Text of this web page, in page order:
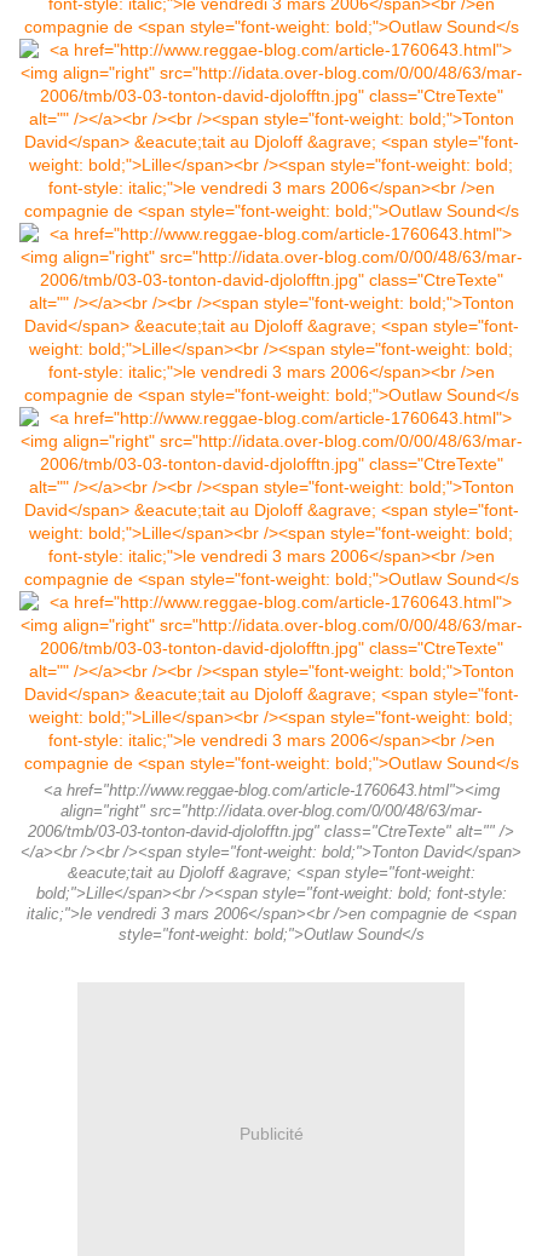
<a href="http://www.reggae-blog.com/article-1760643.html"><img
align="right" src="http://idata.over-blog.com/0/00/48/63/mar-
2006/tmb/03-03-tonton-david-djolofftn.jpg" class="CtreTexte" alt="" />
</a><br /><br /><span style="font-weight: bold;">Tonton David</span>
&eacute;tait au Djoloff &agrave; <span style="font-weight:
bold;">Lille</span><br /><span style="font-weight: bold; font-style:
italic;">le vendredi 3 mars 2006</span><br />en compagnie de <span
style="font-weight: bold;">Outlaw Sound</s
Publicité